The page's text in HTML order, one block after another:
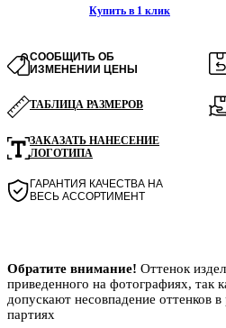
Купить в 1 клик
СООБЩИТЬ ОБ
ИЗМЕНЕНИИ ЦЕНЫ
ТАБЛИЦА РАЗМЕРОВ
ЗАКАЗАТЬ НАНЕСЕНИЕ
ЛОГОТИПА
ГАРАНТИЯ КАЧЕСТВА НА
ВЕСЬ АССОРТИМЕНТ
Обратите внимание! Оттенок
приведенного на фотографиях, так
допускают несовпадение оттенков
партиях